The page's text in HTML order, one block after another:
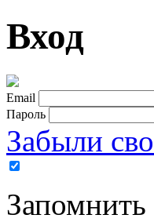
Вход
Email
Пароль
Забыли
Запомнить